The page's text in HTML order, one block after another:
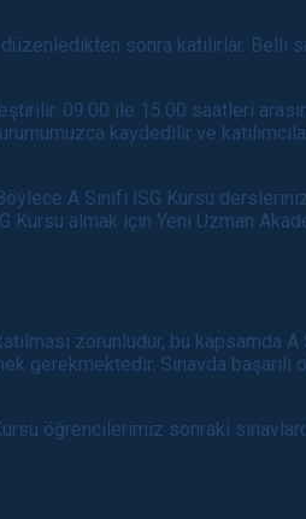
sonra katılırlar. Belli
09.00 ile 15.00 saatleri
kaydedilir ve
A Sınıfı İSG Kursu
almak için Yeni Uzman
zorunludur, bu kapsamda A
gerekmektedir. Sınavda başarılı
öğrencilerimiz sonraki